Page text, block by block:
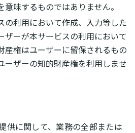
味するものではありません。
の利用において作成、入力等した
ザーが本サービスの利用において
産権はユーザーに留保されるもの
ーザーの知的財産権を利用しませ
供に関して、業務の全部または